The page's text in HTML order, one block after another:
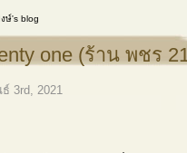
ษ์'s blog
one (ร้าน พชร
3rd, 2021